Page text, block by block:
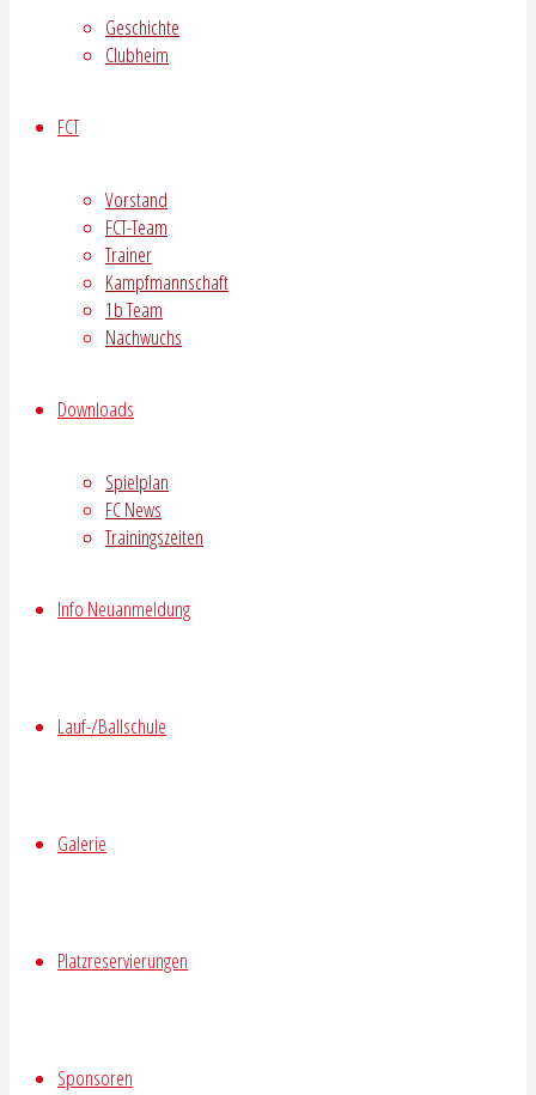
Geschichte
Clubheim
FCT
Vorstand
FCT-Team
Trainer
Kampfmannschaft
1b Team
Nachwuchs
Downloads
Spielplan
FC News
Trainingszeiten
Info Neuanmeldung
Lauf-/Ballschule
Galerie
Platzreservierungen
Sponsoren